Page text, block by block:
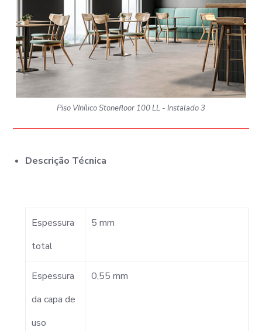
Piso VInílico Stonefloor 100 LL - Instalado 3
Descrição Técnica
Espessura
total
5 mm
Espessura
da capa de
uso
0,55 mm